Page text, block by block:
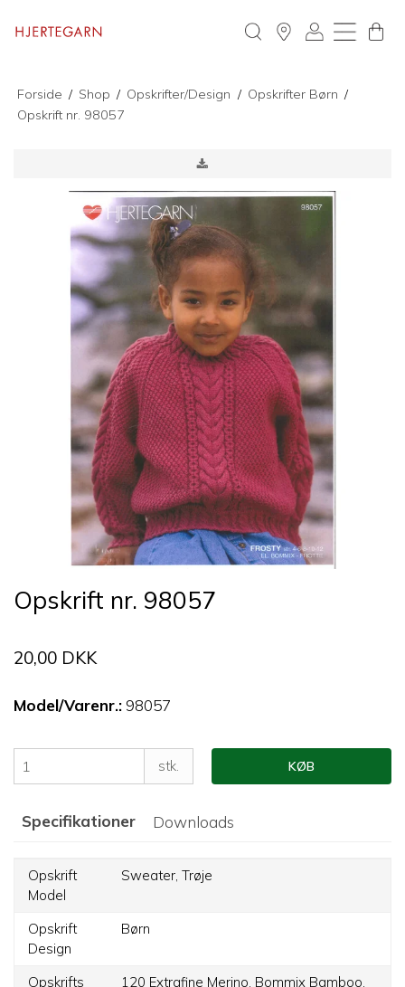
Forside / Shop / Opskrifter/Design / Opskrifter Børn /
Opskrift nr. 98057
Opskrift nr. 98057
20,00 DKK
Model/Varenr.: 98057
stk. KØB
Specifikationer Downloads
Opskrift
Model
Sweater, Trøje
Opskrift
Design
Børn
Opskrifts
120 Extrafine Merino, Bommix Bamboo,